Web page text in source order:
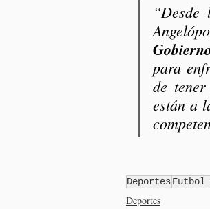
para
de
están a
DeportesFutbol
Deportes